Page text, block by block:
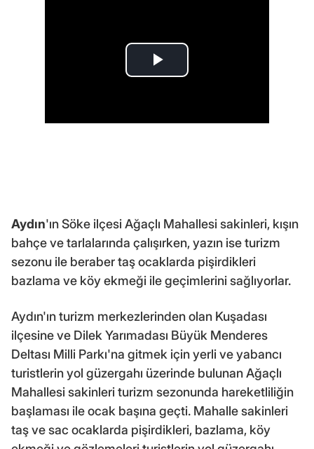
Aydın'ın Söke ilçesi Ağaçlı Mahallesi sakinleri, kışın
bahçe ve tarlalarında çalışırken, yazın ise turizm
sezonu ile beraber taş ocaklarda pişirdikleri
bazlama ve köy ekmeği ile geçimlerini sağlıyorlar.
Aydın'ın turizm merkezlerinden olan Kuşadası
ilçesine ve Dilek Yarımadası Büyük Menderes
Deltası Milli Parkı'na gitmek için yerli ve yabancı
turistlerin yol güzergahı üzerinde bulunan Ağaçlı
Mahallesi sakinleri turizm sezonunda hareketliliğin
başlaması ile ocak başına geçti. Mahalle sakinleri
taş ve sac ocaklarda pişirdikleri, bazlama, köy